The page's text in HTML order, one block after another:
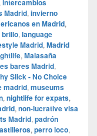
intercambios
Madrid, invierno
en Madrid,
brillo, language
Madrid, Madrid
, Malasaña
bares Madrid,
Slick - No Choice
madrid, museums
, nightlife for expats,
, non-lucrative visa
Madrid, padrón
, perro loco,